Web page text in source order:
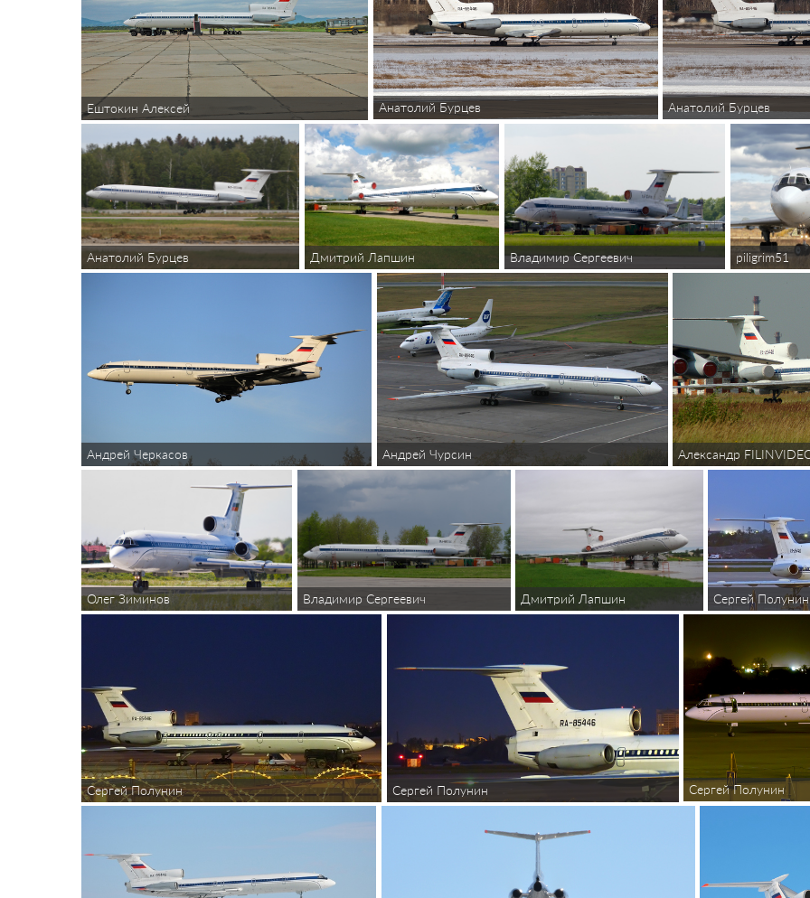
Ештокин Алексей Анатолий Бурцев Анатолий Бурцев
Анатолий Бурцев Дмитрий Лапшин Владимир Сергеевич piligrim51
Андрей Черкасов Андрей Чурсин Александр
Олег Зиминов Владимир Сергеевич Дмитрий Лапшин Сергей Полунин
Сергей Полунин Сергей Полунин Сергей Полунин